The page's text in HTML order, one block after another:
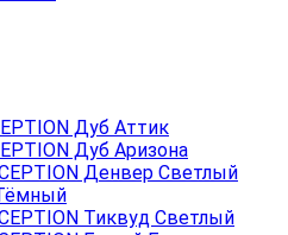
Дуб Аттик
Дуб Аризона
Денвер Светлый
Тиквуд Светлый